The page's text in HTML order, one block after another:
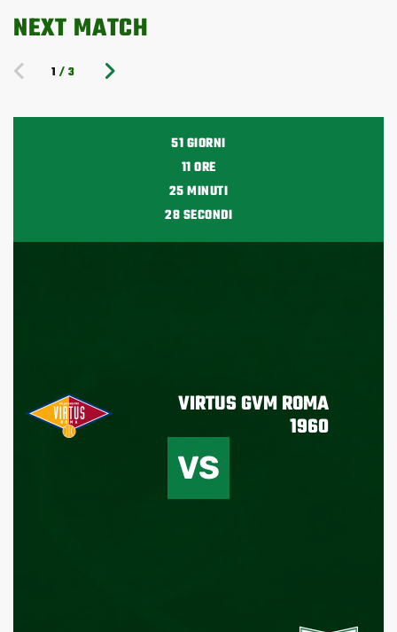
NEXT MATCH
1/3
51GIORNI
11ORE
25MINUTI
28SECONDI
VIRTUS GVM ROMA
1960
VS